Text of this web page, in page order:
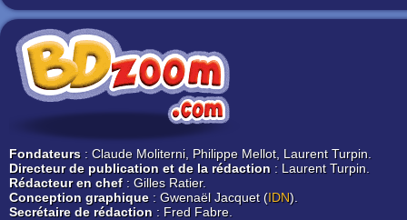
Fondateurs : Claude Moliterni, Philippe Mellot, Laurent Turpin.
Directeur de publication et de la rédaction : Laurent Turpin.
Rédacteur en chef: Gilles Ratier.
Conception graphique: Gwenaël Jacquet (IDN).
Secrétaire de rédaction : Fred Fabre.